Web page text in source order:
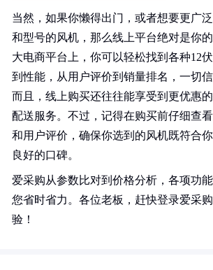
当然，如果你懒得出门，或者想要更广
和型号的风机，那么线上平台绝对是你
大电商平台上，你可以轻松找到各种12
到性能，从用户评价到销量排名，一切信
而且，线上购买还往往能享受到更优惠
配送服务。不过，记得在购买前仔细查
和用户评价，确保你选到的风机既符合
良好的口碑。
爱采购从参数比对到价格分析，各项功
您省时省力。各位老板，赶快登录爱采
验！